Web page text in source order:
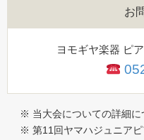
お
ヨモギヤ楽器 ピ
※ 当大会についての詳細に
※ 第11回ヤマハジュニア